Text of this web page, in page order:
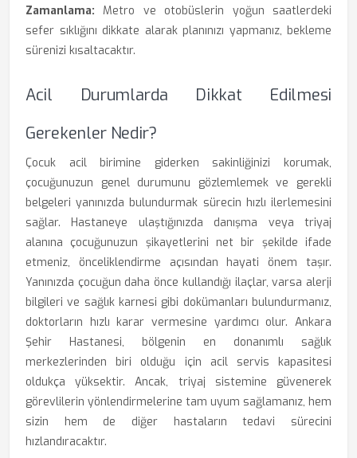
Zamanlama: Metro ve otobüslerin yoğun saatlerdeki
sefer sıklığını dikkate alarak planınızı yapmanız, bekleme
sürenizi kısaltacaktır.
Acil Durumlarda Dikkat Edilmesi
Gerekenler Nedir?
Çocuk acil birimine giderken sakinliğinizi korumak,
çocuğunuzun genel durumunu gözlemlemek ve gerekli
belgeleri yanınızda bulundurmak sürecin hızlı ilerlemesini
sağlar. Hastaneye ulaştığınızda danışma veya triyaj
alanına çocuğunuzun şikayetlerini net bir şekilde ifade
etmeniz, önceliklendirme açısından hayati önem taşır.
Yanınızda çocuğun daha önce kullandığı ilaçlar, varsa alerji
bilgileri ve sağlık karnesi gibi dokümanları bulundurmanız,
doktorların hızlı karar vermesine yardımcı olur. Ankara
Şehir Hastanesi, bölgenin en donanımlı sağlık
merkezlerinden biri olduğu için acil servis kapasitesi
oldukça yüksektir. Ancak, triyaj sistemine güvenerek
görevlilerin yönlendirmelerine tam uyum sağlamanız, hem
sizin hem de diğer hastaların tedavi sürecini
hızlandıracaktır.